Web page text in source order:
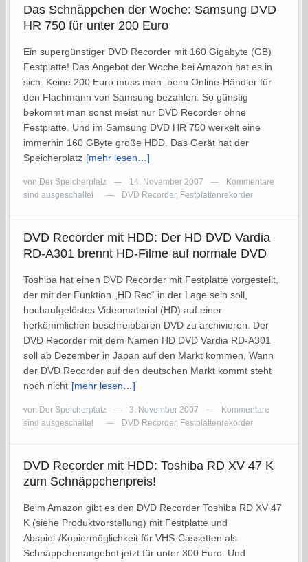
Das Schnäppchen der Woche: Samsung DVD
HR 750 für unter 200 Euro
Ein supergünstiger DVD Recorder mit 160 Gigabyte (GB)
Festplatte! Das Angebot der Woche bei Amazon hat es in
sich. Keine 200 Euro muss man beim Online-Händler für
den Flachmann von Samsung bezahlen. So günstig
bekommt man sonst meist nur DVD Recorder ohne
Festplatte. Und im Samsung DVD HR 750 werkelt eine
immerhin 160 GByte große HDD. Das Gerät hat der
Speicherplatz [mehr lesen…]
von Der Speicherplatz — 14. November 2007 —
Kommentare
sind ausgeschaltet
— DVD Recorder, Festplattenrekorder
DVD Recorder mit HDD: Der HD DVD Vardia
RD-A301 brennt HD-Filme auf normale DVD
Toshiba hat einen DVD Recorder mit Festplatte vorgestellt,
der mit der Funktion „HD Rec“ in der Lage sein soll,
hochaufgelöstes Videomaterial (HD) auf einer
herkömmlichen beschreibbaren DVD zu archivieren. Der
DVD Recorder mit dem Namen HD DVD Vardia RD-A301
soll ab Dezember in Japan auf den Markt kommen, Wann
der DVD Recorder auf den deutschen Markt kommt steht
noch nicht [mehr lesen…]
von Der Speicherplatz — 3. November 2007 —
Kommentare
sind ausgeschaltet
— DVD Recorder, Festplattenrekorder
DVD Recorder mit HDD: Toshiba RD XV 47 K
zum Schnäppchenpreis!
Beim Amazon gibt es den DVD Recorder Toshiba RD XV 47
K (siehe Produktvorstellung) mit Festplatte und
Abspiel-/Kopiermöglichkeit für VHS-Cassetten als
Schnäppchenangebot jetzt für unter 300 Euro. Und